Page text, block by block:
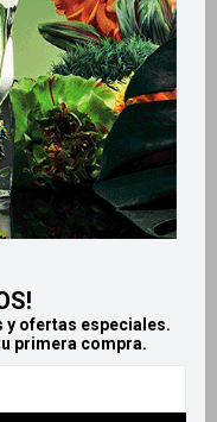
y ofertas especiales.
primera compra.
LlegaHOY
Genius edp 100
ml for Men